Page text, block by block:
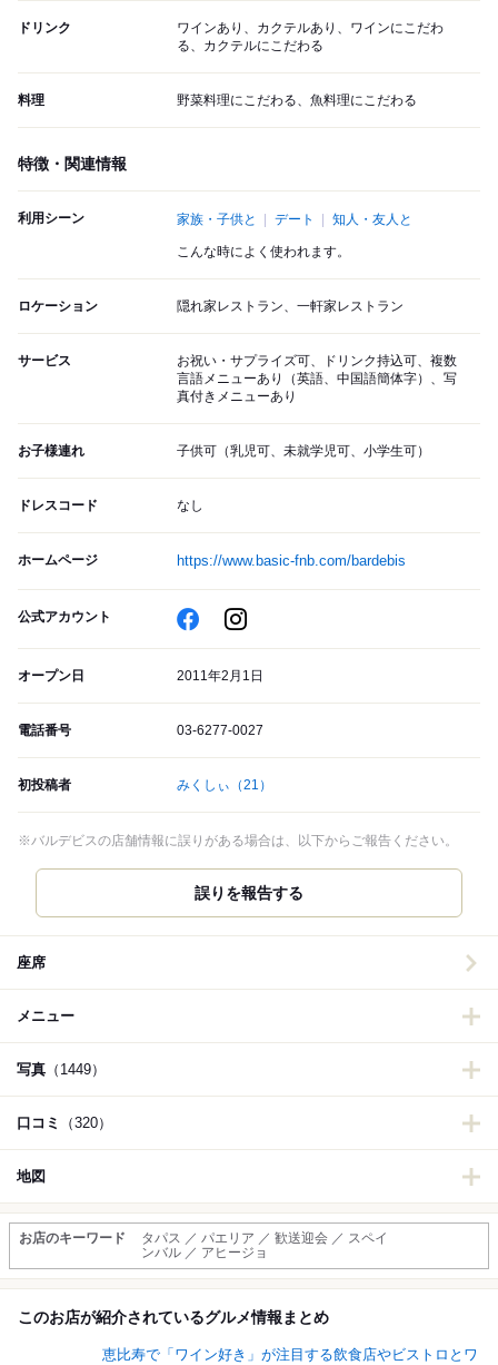
ドリンク
ワインあり、カクテルあり、ワインにこだわ
る、カクテルにこだわる
料理 野菜料理にこだわる、魚料理にこだわる
特徴・関連情報
利用シーン 家族・子供と デート 知人・友人と
こんな時によく使われます。
ロケーション 隠れ家レストラン、一軒家レストラン
サービス
お祝い・サプライズ可、ドリンク持込可、複数
言語メニューあり（英語、中国語簡体字）、写
真付きメニューあり
お子様連れ 子供可（乳児可、未就学児可、小学生可）
ドレスコード なし
ホームページ https://www.basic-fnb.com/bardebis
公式アカウント
オープン日 2011年2月1日
電話番号 03-6277-0027
初投稿者 みくしぃ （21）
※バルデビスの店舗情報に誤りがある場合は、以下からご報告ください。
誤りを報告する
座席
メニュー
写真 （1449）
口コミ （320）
地図
お店のキーワード
タパス ／ パエリア ／ 歓送迎会 ／ スペイ
ンバル ／ アヒージョ
このお店が紹介されているグルメ情報まとめ
恵比寿で「ワイン好き」が注目する飲食店やビストロとワ